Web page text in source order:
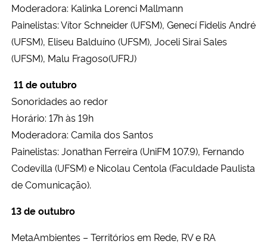
Moderadora: Kalinka Lorenci Mallmann
Painelistas: Vítor Schneider (UFSM), Genecí Fidelis André
(UFSM), Eliseu Balduíno (UFSM), Joceli Sirai Sales
(UFSM), Malu Fragoso(UFRJ)
11 de outubro
Sonoridades ao redor
Horário: 17h às 19h
Moderadora: Camila dos Santos
Painelistas: Jonathan Ferreira (UniFM 107.9), Fernando
Codevilla (UFSM)e Nicolau Centola (Faculdade Paulista
de Comunicação).
13 de outubro
MetaAmbientes – Territórios em Rede, RV e RA